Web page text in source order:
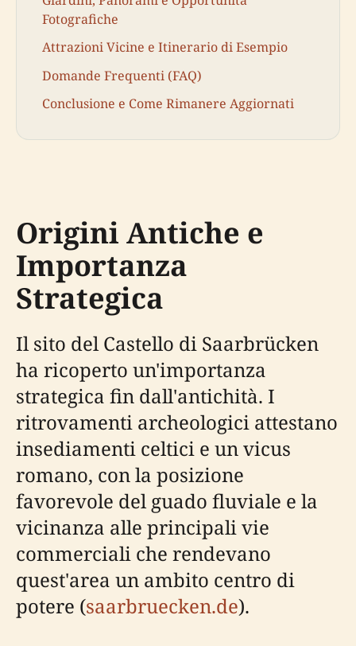
Fotografiche
Attrazioni Vicine e Itinerario di Esempio
Domande Frequenti (FAQ)
Conclusione e Come Rimanere Aggiornati
Origini Antiche e
Importanza
Strategica
Il sito del Castello di Saarbrücken
ha ricoperto un'importanza
strategica fin dall'antichità. I
ritrovamenti archeologici attestano
insediamenti celtici e un vicus
romano, con la posizione
favorevole del guado fluviale e la
vicinanza alle principali vie
commerciali che rendevano
quest'area un ambito centro di
potere (saarbruecken.de).